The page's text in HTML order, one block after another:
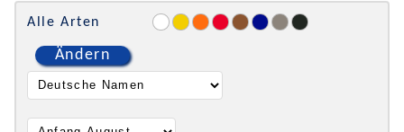
Alle Arten
Ändern